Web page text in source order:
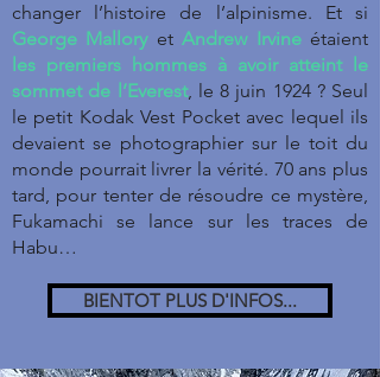
changer l’histoire de l’alpinisme. Et si
George Mallory etAndrew Irvine étaient
les premiers hommes à avoir atteint le
sommet de l’Everest, le 8 juin 1924 ? Seul
le petit Kodak Vest Pocket avec lequel ils
devaient se photographier sur le toit du
monde pourrait livrer la vérité. 70 ans plus
tard, pour tenter de résoudre ce mystère,
Fukamachi se lance sur les traces de
Habu…
BIENTOT PLUS D'INFOS...